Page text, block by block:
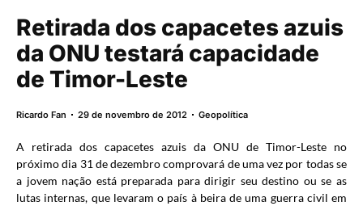
Retirada dos capacetes azuis
da ONU testará capacidade
de Timor-Leste
Ricardo Fan 29 de novembro de 2012 Geopolítica
A retirada dos capacetes azuis da ONU de Timor-Leste no
próximo dia 31 de dezembro comprovará de uma vez por todas se
a jovem nação está preparada para dirigir seu destino ou se as
lutas internas, que levaram o país à beira de uma guerra civil em